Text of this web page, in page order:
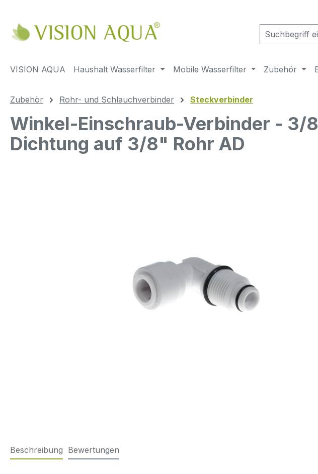
VISION AQUA Haushalt Wasserfilter Mobile Wasserfilter Zubehör
Zubehör Rohr- und Schlauchverbinder Steckverbinder
Winkel-Einschraub-Verbinder - 3/
Dichtung auf 3/8" Rohr AD
Beschreibung Bewertungen